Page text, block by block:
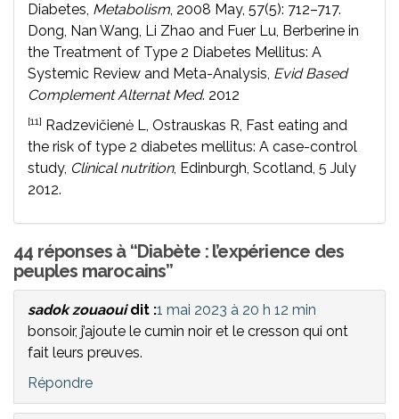
Diabetes, Metabolism, 2008 May, 57(5): 712–717.
Dong, Nan Wang, Li Zhao and Fuer Lu, Berberine in
the Treatment of Type 2 Diabetes Mellitus: A
Systemic Review and Meta-Analysis, Evid Based
Complement Alternat Med. 2012
[11] Radzevičienė L, Ostrauskas R, Fast eating and
the risk of type 2 diabetes mellitus: A case-control
study, Clinical nutrition, Edinburgh, Scotland, 5 July
2012.
44 réponses à “Diabète : l’expérience des
peuples marocains”
sadok zouaoui dit :1 mai 2023 à 20 h 12 min
bonsoir, j’ajoute le cumin noir et le cresson qui ont
fait leurs preuves.
Répondre